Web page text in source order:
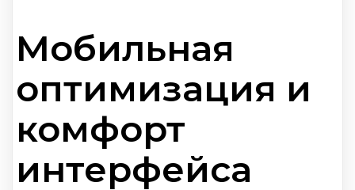
Мобильная
оптимизация и
комфорт
интерфейса